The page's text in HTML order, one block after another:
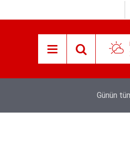
Bosna-Hersek'ten
Günün